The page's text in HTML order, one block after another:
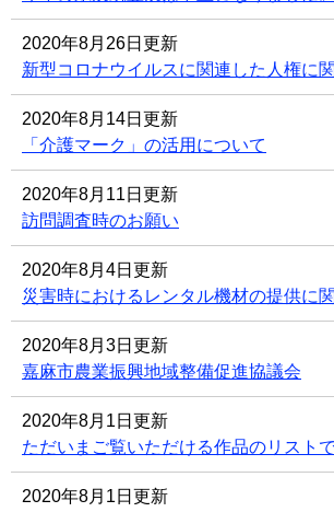
2020年8月26日更新
新型コロナウイルスに関連した人権に
2020年8月14日更新
「介護マーク」の活用について
2020年8月11日更新
訪問調査時のお願い
2020年8月4日更新
災害時におけるレンタル機材の提供に
2020年8月3日更新
嘉麻市農業振興地域整備促進協議会
2020年8月1日更新
ただいまご覧いただける作品のリスト
2020年8月1日更新